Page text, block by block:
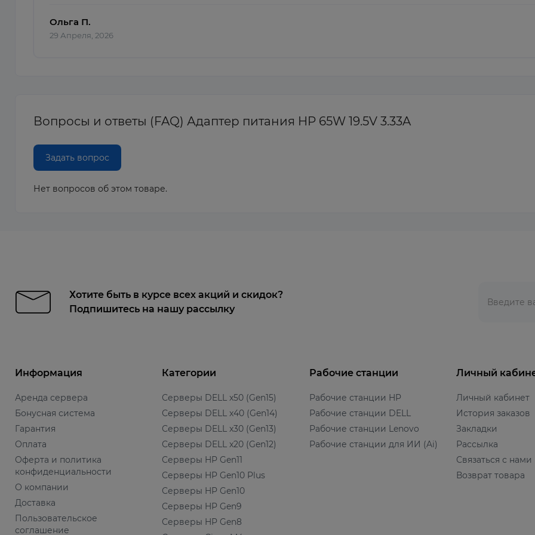
Ольга П.
29 Апреля, 2026
Вопросы и ответы (FAQ) Адаптер питания HP 65W 19.5V 3.33A
Задать вопрос
Нет вопросов об этом товаре.
Хотите быть в курсе всех акций и скидок?
Подпишитесь на нашу рассылку
Информация
Аренда сервера
Бонусная система
Гарантия
Оплата
Оферта и политика
конфиденциальности
О компании
Доставка
Пользовательское
соглашение
Категории
Серверы DELL x50 (Gen15)
Серверы DELL x40 (Gen14)
Серверы DELL x30 (Gen13)
Серверы DELL x20 (Gen12)
Серверы HP Gen11
Серверы HP Gen10 Plus
Серверы HP Gen10
Серверы HP Gen9
Серверы HP Gen8
Рабочие станции
Рабочие станции HP
Рабочие станции DELL
Рабочие станции Lenovo
Рабочие станции для ИИ (Ai)
Личный
Личный кабинет
История заказов
Закладки
Рассылка
Связаться с нами
Возврат товара